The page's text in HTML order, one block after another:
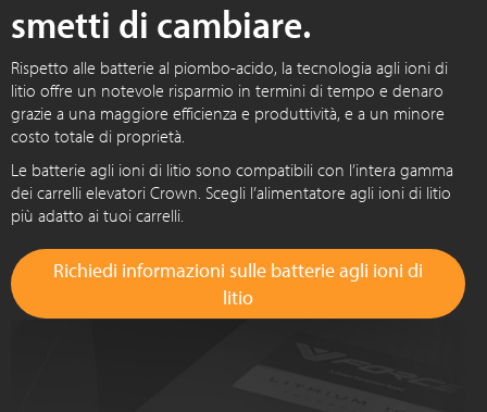
smetti di cambiare.
Rispetto alle batterie al piombo-acido, la tecnologia agli ioni di
litio offre un notevole risparmio in termini di tempo e denaro
grazie a una maggiore efficienza e produttività, e a un minore
costo totale di proprietà.
Le batterie agli ioni di litio sono compatibili con l’intera gamma
dei carrelli elevatori Crown. Scegli l’alimentatore agli ioni di litio
più adatto ai tuoi carrelli.
Richiedi informazioni sulle batterie agli ioni di
litio